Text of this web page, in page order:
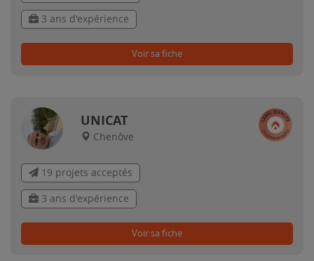
3 ans d'expérience
Voir sa fiche
UNICAT
Chenôve
19 projets acceptés
3 ans d'expérience
Voir sa fiche